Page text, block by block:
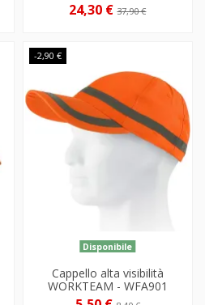
24,30 €37,90 €
-2,90 €
Disponibile
Cappello alta visibilità
WORKTEAM - WFA901